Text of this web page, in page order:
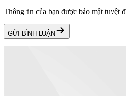
Thông tin của bạn được bảo mật tuyệt
GỬI BÌNH LUẬN